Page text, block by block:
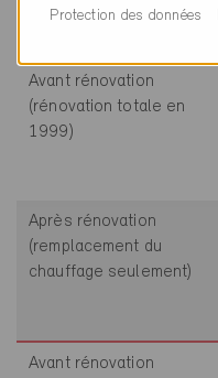
(remplacement du
Avant rénovation
(rénovation totale en
1999)
Après rénovation
(remplacement du
chauffage seulement)
Avant rénovation
Protection des données